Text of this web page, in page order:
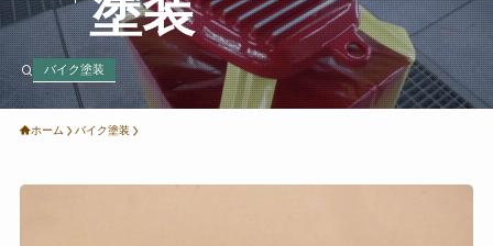
バイク塗装
ホーム バイク塗装